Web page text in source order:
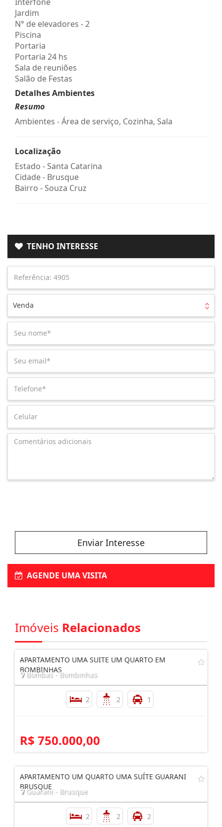
Jardim
N° de elevadores - 2
Piscina
Portaria
Portaria 24 hs
Sala de reuniões
Salão de Festas
Detalhes Ambientes
Resumo
Ambientes - Área de serviço, Cozinha, Sala
Localização
Estado -Santa Catarina
Cidade - Brusque
Bairro -Souza Cruz
TENHO INTERESSE
Venda
Enviar Interesse
AGENDE UMA VISITA
Imóveis Relacionados
APARTAMENTO UMA SUITE UM QUARTO EM
BOMBINHAS
Bombas - Bombinhas
2 2 1
R$ 750.000,00
APARTAMENTO UM QUARTO UMA SUÍTE GUARANI
BRUSQUE
Guarani - Brusque
2 2 2